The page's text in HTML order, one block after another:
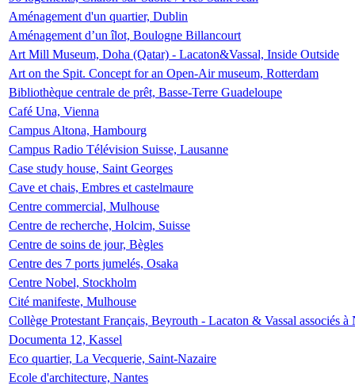
Aménagement d'un quartier, Dublin
Aménagement d’un îlot, Boulogne Billancourt
Art Mill Museum, Doha (Qatar) - Lacaton&Vassal, Inside Outside
Art on the Spit. Concept for an Open-Air museum, Rotterdam
Bibliothèque centrale de prêt, Basse-Terre Guadeloupe
Café Una, Vienna
Campus Altona, Hambourg
Campus Radio Télévision Suisse, Lausanne
Case study house, Saint Georges
Cave et chais, Embres et castelmaure
Centre commercial, Mulhouse
Centre de recherche, Holcim, Suisse
Centre de soins de jour, Bègles
Centre des 7 ports jumelés, Osaka
Centre Nobel, Stockholm
Cité manifeste, Mulhouse
Collège Protestant Français, Beyrouth - Lacaton & Vassal associés
Documenta 12, Kassel
Eco quartier, La Vecquerie, Saint-Nazaire
Ecole d'architecture, Nantes